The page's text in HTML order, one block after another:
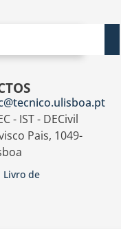
- IST - DECivil
Pais, 1049-
Livro de